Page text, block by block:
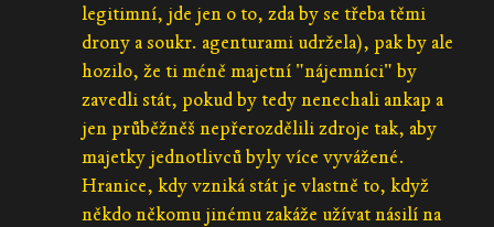
legitimní, jde jen o to, zda by se třeba těmi
drony a soukr. agenturami udržela), pak by ale
hozilo, že ti méně majetní "nájemníci" by
zavedli stát, pokud by tedy nenechali ankap a
jen průběžněš nepřerozdělili zdroje tak, aby
majetky jednotlivců byly více vyvážené.
Hranice, kdy vzniká stát je vlastně to, když
někdo někomu jinému zakáže užívat násilí na